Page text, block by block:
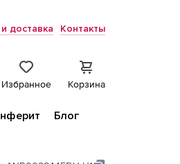
доставка Контакты
Избранное Корзина
Блог